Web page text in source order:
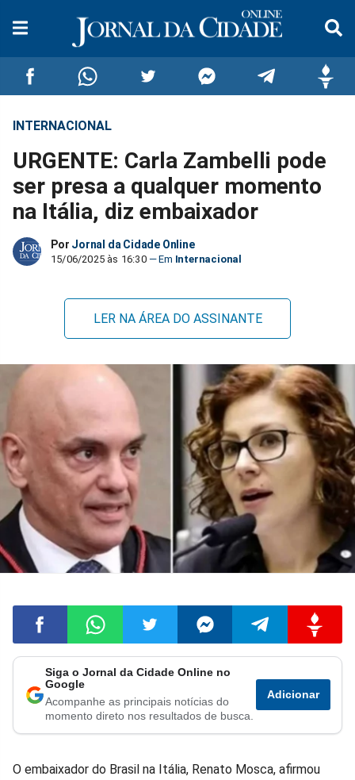
Compartilhar
no
Facebook
Compartilhar
no
Whatsapp
no
Twitter
no
Messenger
no
Telegram
no
INTERNACIONAL
URGENTE: Carla Zambelli pode
ser presa a qualquer momento
na Itália, diz embaixador
Por Jornal da Cidade Online
15/06/2025 às 16:30 Internacional
LER NA ÁREA DO ASSINANTE
Compartilhar
no
Compartilhar
no
Compartilhar
no
Compartilhar
no
Compartilhar
no
no
Siga o Jornal da Cidade Online no
Google
Acompanhe as principais notícias do
momento direto nos resultados de busca.
Adicionar
O embaixador do Brasil na Itália, Renato Mosca, afirmou